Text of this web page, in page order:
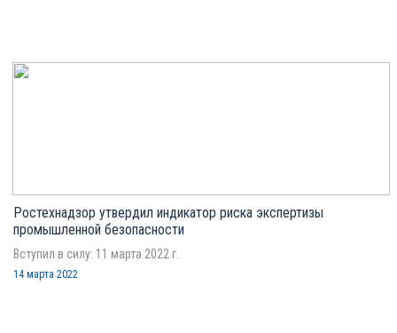
Ростехнадзор утвердил индикатор риска экспертизы
промышленной безопасности
Вступил в силу: 11 марта 2022 г.
14 марта 2022